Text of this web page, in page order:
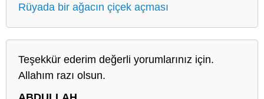
Rüyada bir ağacın çiçek açması
Teşekkür ederim değerli yorumlarınız için.
Allahım razı olsun.